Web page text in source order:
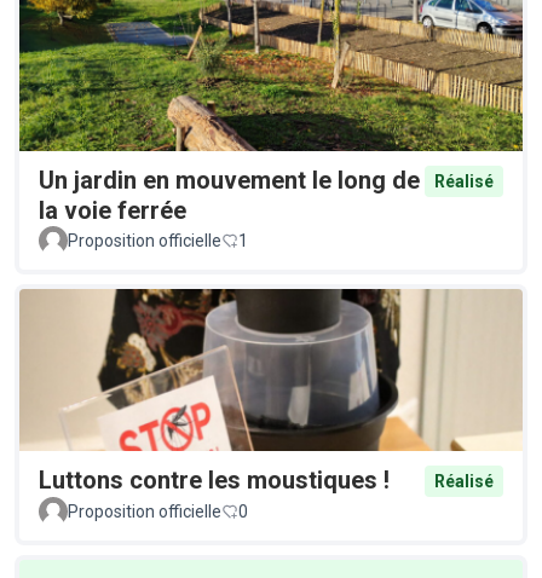
Un jardin en mouvement le long de
la voie ferrée
Réalisé
Proposition officielle 1
Luttons contre les moustiques !
Réalisé
Proposition officielle
0